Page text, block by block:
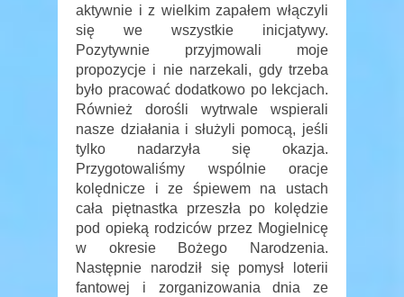
aktywnie i z wielkim zapałem włączyli
się we wszystkie inicjatywy.
Pozytywnie przyjmowali moje
propozycje i nie narzekali, gdy trzeba
było pracować dodatkowo po lekcjach.
Również dorośli wytrwale wspierali
nasze działania i służyli pomocą, jeśli
tylko nadarzyła się okazja.
Przygotowaliśmy wspólnie oracje
kolędnicze i ze śpiewem na ustach
cała piętnastka przeszła po kolędzie
pod opieką rodziców przez Mogielnicę
w okresie Bożego Narodzenia.
Następnie narodził się pomysł loterii
fantowej i zorganizowania dnia ze